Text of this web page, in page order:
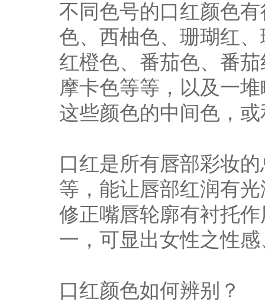
不同色号的口红颜色
色、西柚色、珊瑚红
红橙色、番茄色、番
摩卡色等等，以及一
这些颜色的中间色，
口红是所有唇部彩妆
等，能让唇部红润有
修正嘴唇轮廓有衬托
一，可显出女性之性
口红颜色如何辨别？